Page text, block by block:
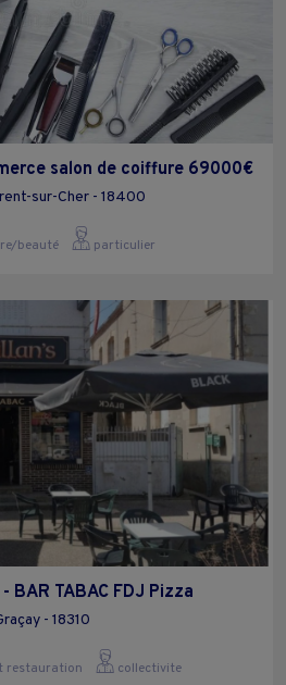
salon de coiffure 69000€
sur-Cher - 18400
beauté particulier
BAR TABAC FDJ Pizza
- 18310
restauration collectivite